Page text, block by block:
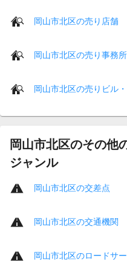
岡山市北区の売り店舗
岡山市北区の売り事務所
岡山市北区の売りビル
岡山市北区のその他
ジャンル
岡山市北区の交差点
岡山市北区の交通機関
岡山市北区のロードサ